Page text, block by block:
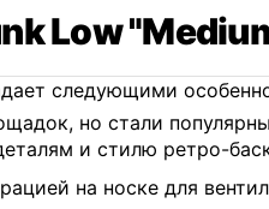
Low
следующими
но стали
и стилю ретро-
на носке для